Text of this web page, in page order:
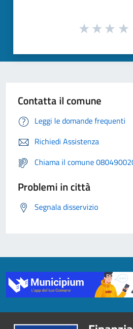
Contatta il comune
Leggi le domande frequenti
Richiedi Assistenza
Chiama il comune
Problemi in città
Segnala disservizio